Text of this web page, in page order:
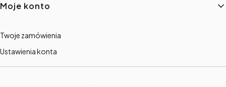
Moje konto
Twoje zamówienia
Ustawienia konta